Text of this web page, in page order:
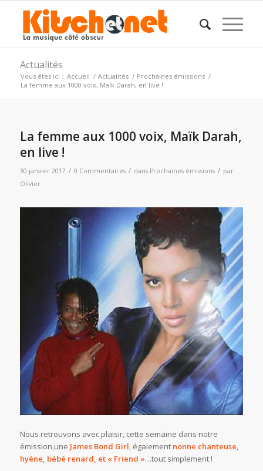
Actualités
Vous êtes ici : Accueil / Actualités / Prochaines émissions /
La femme aux 1000 voix, Maïk Darah, en live !
La femme aux 1000 voix, Maïk Darah,
en live !
30 janvier 2017 / 0 Commentaires / dans Prochaines émissions / par
Olivier
Nous retrouvons avec plaisir, cette semaine dans notre
émission,une James Bond Girl , également nonne chanteuse,
hyène, bébé renard, et « Friend »…tout simplement !